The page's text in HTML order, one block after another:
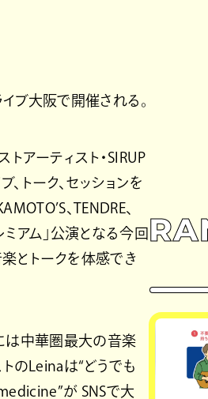
ブ大阪で開催される。
アーティスト・SIRUP
トーク、セッションを
、TENDRE、
アム」公演となる今回
とトークを体感でき
は中華圏最大の音楽
のLeinaは“どうでも
が SNSで大